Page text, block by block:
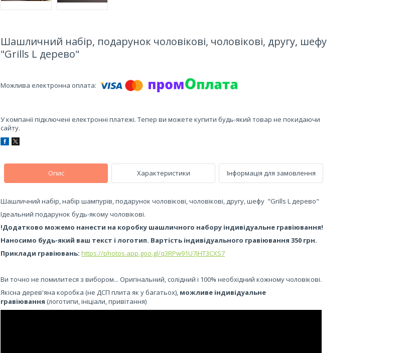
Шашличний набір, подарунок чоловікові, чоловікові, другу, шефу
"Grills L дерево"
У компанії підключені електронні платежі. Тепер ви можете купити будь-який товар не покидаючи
сайту.
Опис Характеристики Інформація для замовлення
Шашличний набір, набір шампурів, подарунок чоловікові, чоловікові, другу, шефу "Grills L дерево"
Ідеальний подарунок будь-якому чоловікові.
!Додатково можемо нанести на коробку шашличного набору індивідуальне гравіювання!
Наносимо будь-який ваш текст і логотип. Вартість індивідуального гравіювання 350 грн.
Приклади гравіювань: https://photos.app.goo.gl/q3RPw91U7JHT3CXS7
Ви точно не помилитеся з вибором... Оригінальний, солідний і 100% необхідний кожному чоловікові.
Якісна дерев'яна коробка (не ДСП плита як у багатьох), можливе індивідуальне
гравіювання (логотипи, ініціали, привітання)